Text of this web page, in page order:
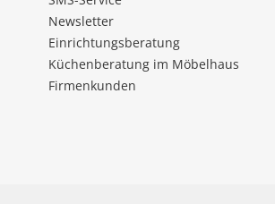
Newsletter
Einrichtungsberatung
Küchenberatung im Möbelhaus
Firmenkunden